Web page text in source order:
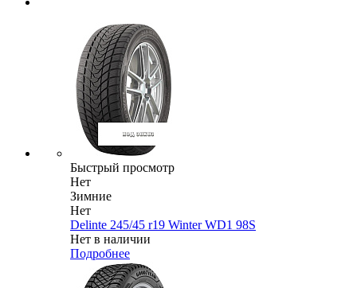
Быстрый просмотр
Нет
Зимние
Нет
Delinte 245/45 r19 Winter WD1 98S
Нет в наличии
Подробнее